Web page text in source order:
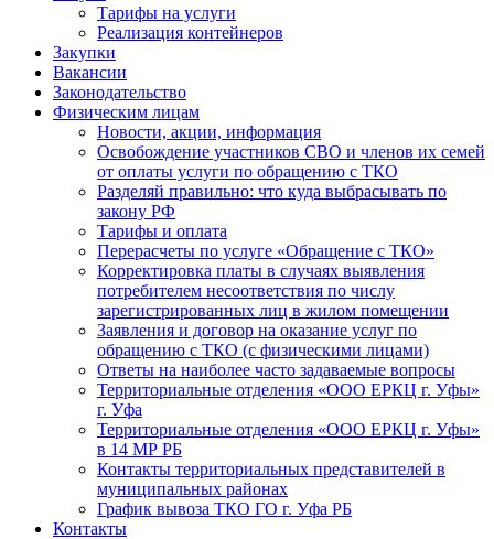
Тарифы на услуги
Реализация контейнеров
Закупки
Вакансии
Законодательство
Физическим лицам
Новости, акции, информация
Освобождение участников СВО и членов их семей
от оплаты услуги по обращению с ТКО
Разделяй правильно: что куда выбрасывать по
закону РФ
Тарифы и оплата
Перерасчеты по услуге «Обращение с ТКО»
Корректировка платы в случаях выявления
потребителем несоответствия по числу
зарегистрированных лиц в жилом помещении
Заявления и договор на оказание услуг по
обращению с ТКО (с физическими лицами)
Ответы на наиболее часто задаваемые вопросы
Территориальные отделения «ООО ЕРКЦ г. Уфы»
г. Уфа
Территориальные отделения «ООО ЕРКЦ г. Уфы»
в 14 МР РБ
Контакты территориальных представителей в
муниципальных районах
График вывоза ТКО ГО г. Уфа РБ
Контакты